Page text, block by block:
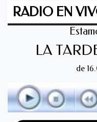
RADIO EN
LA
de